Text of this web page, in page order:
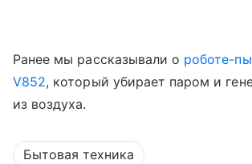
Ранее мы рассказывали о роботе-
V852, который убирает паром и
из воздуха.
Бытовая техника